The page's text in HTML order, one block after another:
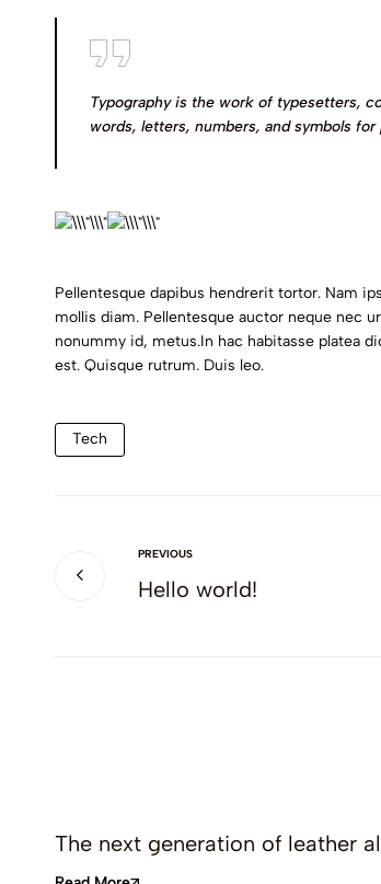
Typography is the work of typesetters,
words, letters, numbers, and symbols
Pellentesque dapibus hendrerit tortor. Nam
mollis diam. Pellentesque auctor neque nec
nonummy id, metus.In hac habitasse platea
est. Quisque rutrum. Duis leo.
Tech
PREVIOUS
Hello world!
The next generation of leather